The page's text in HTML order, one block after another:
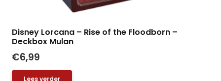
Disney Lorcana – Rise of the Floodborn –
Deckbox Mulan
€6,99
Lees verder